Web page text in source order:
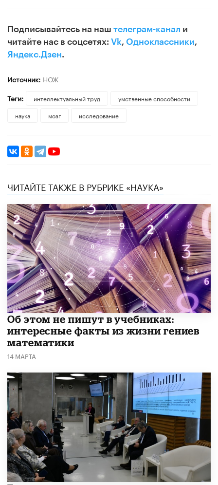
Подписывайтесь на наш телеграм-канал и
читайте нас в соцсетях: Vk, Одноклассники,
Яндекс.Дзен.
Источник: НОЖ
Теги:
интеллектуальный труд
умственные способности
наука
мозг исследование
ЧИТАЙТЕ ТАКЖЕ В РУБРИКЕ «НАУКА»
Об этом не пишут в учебниках:
интересные факты из жизни гениев
математики
14 МАРТА